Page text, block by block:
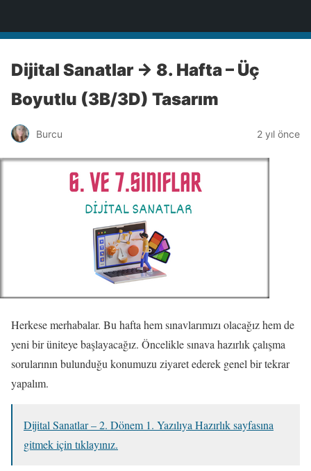
Dijital Sanatlar -> 8. Hafta – Üç
Boyutlu (3B/3D) Tasarım
Burcu 2 yıl önce
Herkese merhabalar. Bu hafta hem sınavlarımızı olacağız hem de
yeni bir üniteye başlayacağız. Öncelikle sınava hazırlık çalışma
sorularının bulunduğu konumuzu ziyaret ederek genel bir tekrar
yapalım.
Dijital Sanatlar – 2. Dönem 1. Yazılıya Hazırlık sayfasına
gitmek için tıklayınız.